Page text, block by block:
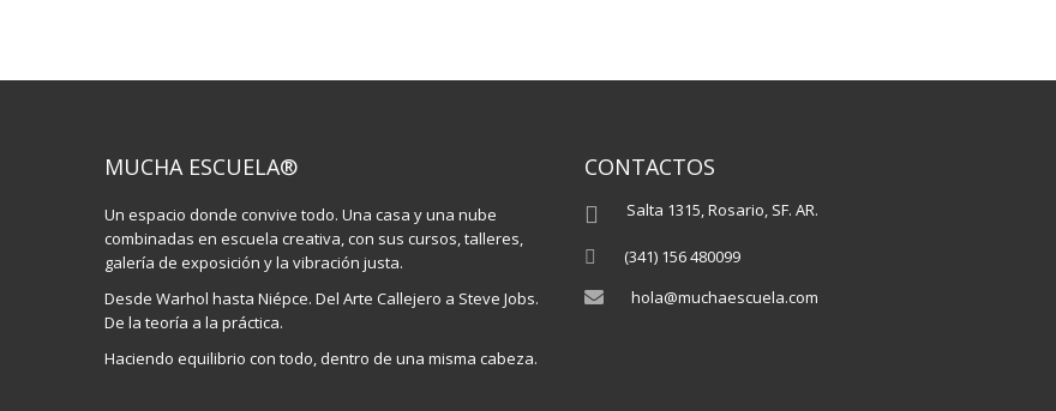
MUCHA ESCUELA®
Un espacio donde convive todo. Una casa y una nube
combinadas en escuela creativa, con sus cursos, talleres,
galería de exposición y la vibración justa.
Desde Warhol hasta Niépce. Del Arte Callejero a Steve Jobs.
De la teoría a la práctica.
Haciendo equilibrio con todo, dentro de una misma cabeza.
CONTACTOS
Salta 1315, Rosario, SF. AR.
(341) 156 480099
hola@muchaescuela.com